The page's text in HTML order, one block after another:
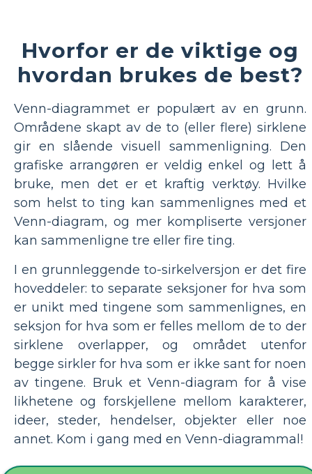
Hvorfor er de viktige og
hvordan brukes de best?
Venn-diagrammet er populært av en grunn.
Områdene skapt av de to (eller flere) sirklene
gir en slående visuell sammenligning. Den
grafiske arrangøren er veldig enkel og lett å
bruke, men det er et kraftig verktøy. Hvilke
som helst to ting kan sammenlignes med et
Venn-diagram, og mer kompliserte versjoner
kan sammenligne tre eller fire ting.
I en grunnleggende to-sirkelversjon er det fire
hoveddeler: to separate seksjoner for hva som
er unikt med tingene som sammenlignes, en
seksjon for hva som er felles mellom de to der
sirklene overlapper, og området utenfor
begge sirkler for hva som er ikke sant for noen
av tingene. Bruk et Venn-diagram for å vise
likhetene og forskjellene mellom karakterer,
ideer, steder, hendelser, objekter eller noe
annet. Kom i gang med en Venn-diagrammal!